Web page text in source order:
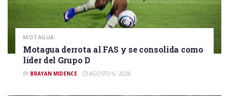
MOTAGUA
Motagua derrota al FAS y se consolida como
líder del Grupo D
BY BRAYAN MIDENCE AGOSTO 6, 2026